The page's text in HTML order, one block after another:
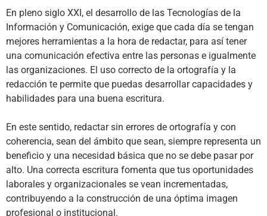
En pleno siglo XXI, el desarrollo de las Tecnologías de la
Información y Comunicación, exige que cada día se tengan
mejores herramientas a la hora de redactar, para así tener
una comunicación efectiva entre las personas e igualmente
las organizaciones. El uso correcto de la ortografía y la
redacción te permite que puedas desarrollar capacidades y
habilidades para una buena escritura.
En este sentido, redactar sin errores de ortografía y con
coherencia, sean del ámbito que sean, siempre representa un
beneficio y una necesidad básica que no se debe pasar por
alto. Una correcta escritura fomenta que tus oportunidades
laborales y organizacionales se vean incrementadas,
contribuyendo a la construcción de una óptima imagen
profesional o institucional.